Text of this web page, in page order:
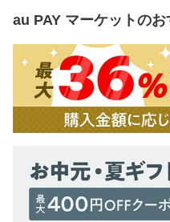
au PAY マーケットのお